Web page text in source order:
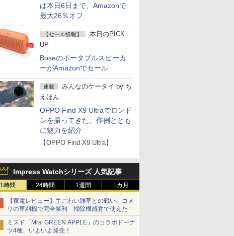
は本日6日まで、Amazonで
最大26％オフ
【セール情報】
本日のPICK
UP
Boseのポータブルスピーカ
ーがAmazonでセール
連載 みんなのケータイ by ち
えほん
OPPO Find X9 Ultraでロンド
ンを撮ってきた。作例ととも
に魅力を紹介
【OPPO Find X9 Ultra】
Impress Watchシリーズ 人気記事
1時間 24時間 1週間 1カ月
【家電レビュー】手ごわい雑草との戦い、コメ
リの草刈機で完全勝利 掃除機感覚で使えた
ミスド「Mrs. GREEN APPLE」のコラボドーナ
ツ4種、いよいよ発売！